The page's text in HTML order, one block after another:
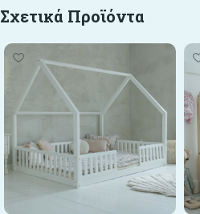
Σχετικά Προϊόντα